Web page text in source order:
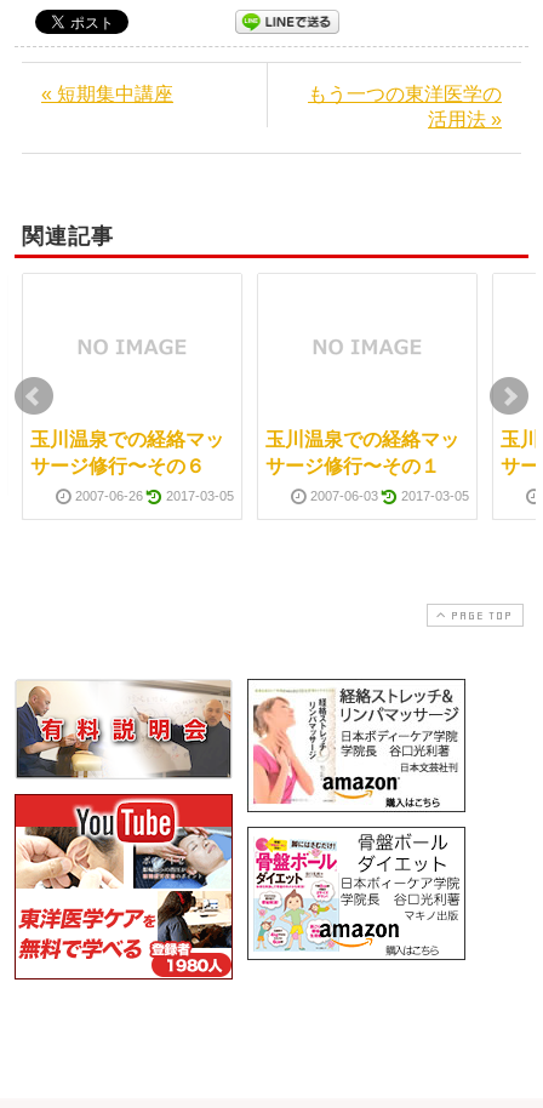
« 短期集中講座
もう一つの東洋医学の
活用法 »
関連記事
玉川温泉での経絡マッ
サージ修行〜その６
2007-06-26 2017-03-05
玉川温泉での経絡マッ
サージ修行〜その１
2007-06-03 2017-03-05
玉
サ
PAGE TOP